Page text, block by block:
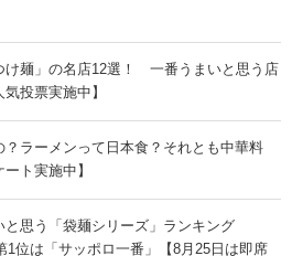
け麺」の名店12選！ 一番うまいと思う店
投票実施中】
？ラーメンって日本食？それとも中華料
ト実施中】
と思う「袋麺シリーズ」ランキング
位は「サッポロ一番」【8月25日は即席